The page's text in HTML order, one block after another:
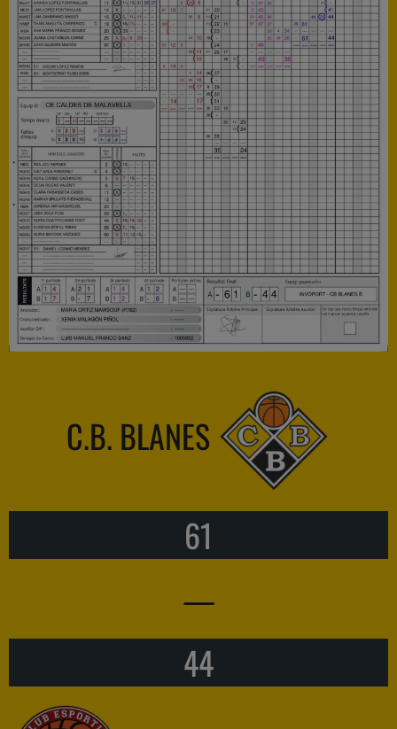
C.B. BLANES
61
—
44